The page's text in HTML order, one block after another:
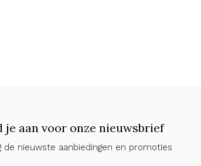
je aan voor onze nieuwsbrief
de nieuwste aanbiedingen en promoties